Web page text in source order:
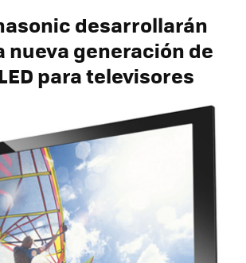
desarrollarán
nueva generación de
para televisores